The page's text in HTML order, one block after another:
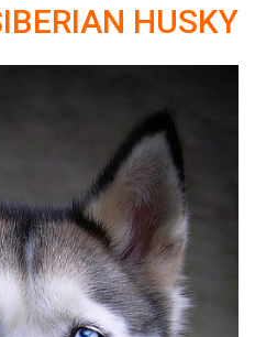
HUSKY )